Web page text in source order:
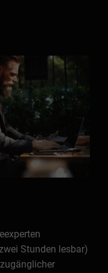
Stunden lesbar)